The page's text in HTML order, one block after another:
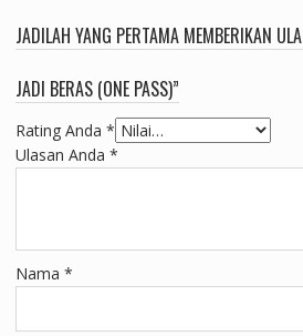
JADILAH YANG PERTAMA MEMBERIKAN
JADI BERAS (ONE PASS)”
Rating Anda *
Ulasan Anda *
Nama *